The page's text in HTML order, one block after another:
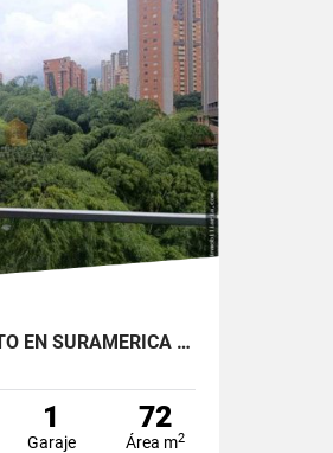
SE VENDE AMPLIO APTO EN SURAMERICA ITAGUI, UNIDAD MUY COMPLETA Y AGRAD
1
Garaje
72
Área m2